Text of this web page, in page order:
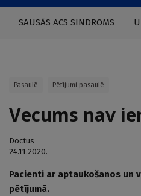
SAUSĀS ACS SINDROMS
Pasaulē Pētījumi pasaulē
Vecums nav
Doctus
24.11.2020.
Pacienti ar aptaukošanos un
pētījumā.